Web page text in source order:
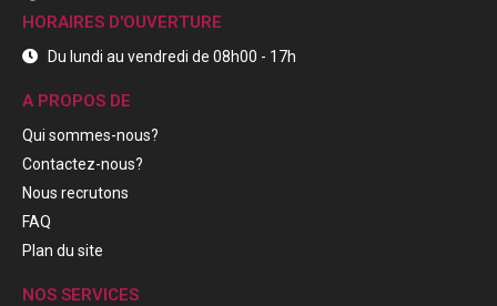
HORAIRES D'OUVERTURE
Du lundi au vendredi de 08h00 - 17h
A PROPOS DE
Qui sommes-nous?
Contactez-nous?
Nous recrutons
FAQ
Plan du site
NOS SERVICES